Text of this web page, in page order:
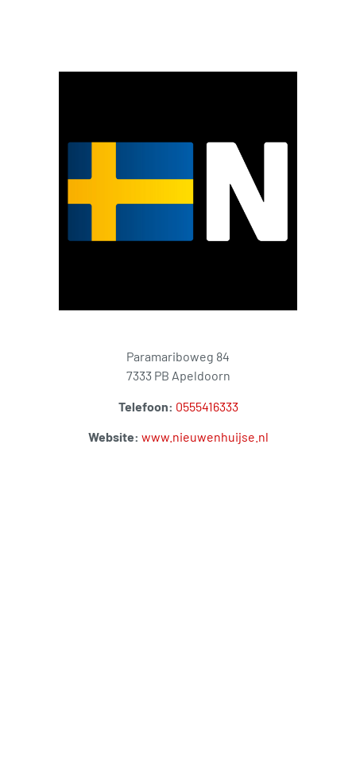
Paramariboweg 84
7333 PB Apeldoorn
Telefoon: 0555416333
Website: www.nieuwenhuijse.nl